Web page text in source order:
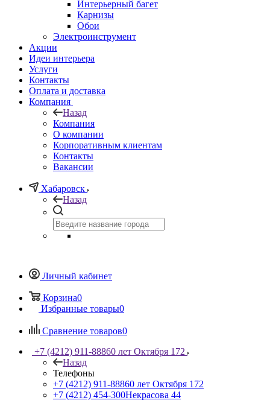
Интерьерный багет
Карнизы
Обои
Электроинструмент
Акции
Идеи интерьера
Услуги
Контакты
Оплата и доставка
Компания
Назад
Компания
О компании
Корпоративным клиентам
Контакты
Вакансии
Хабаровск
Назад
Личный кабинет
Корзина0
Избранные товары0
Сравнение товаров0
+7 (4212) 911-88860 лет Октября 172
Назад
Телефоны
+7 (4212) 911-88860 лет Октября 172
+7 (4212) 454-300Некрасова 44